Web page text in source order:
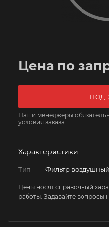
Цена по
ПОД
Наши менеджеры
условия заказа
Характеристики
Тип — Фильтр воздушный
Цены носят справочный
работы. Задавайте вопросы